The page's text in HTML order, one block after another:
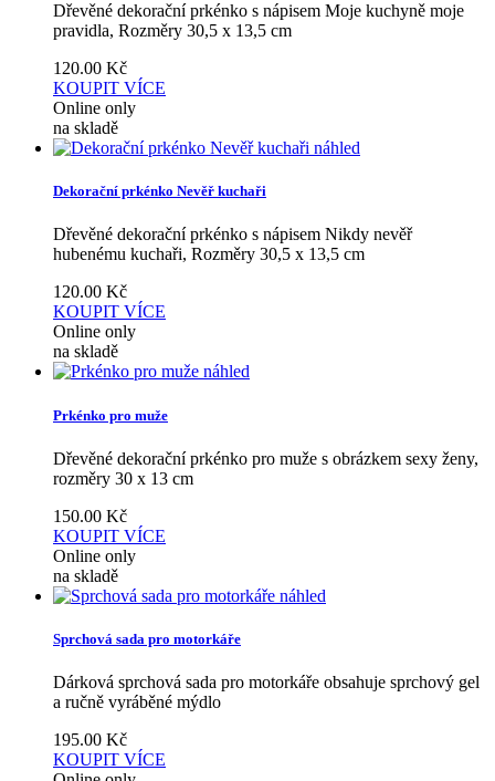
Dřevěné dekorační prkénko s nápisem Moje kuchyně moje
pravidla, Rozměry 30,5 x 13,5 cm
120.00 Kč
KOUPIT VÍCE
Online only
na skladě
náhled
Dekorační prkénko Nevěř kuchaři
Dřevěné dekorační prkénko s nápisem Nikdy nevěř
hubenému kuchaři, Rozměry 30,5 x 13,5 cm
120.00 Kč
KOUPIT VÍCE
Online only
na skladě
náhled
Prkénko pro muže
Dřevěné dekorační prkénko pro muže s obrázkem sexy ženy,
rozměry 30 x 13 cm
150.00 Kč
KOUPIT VÍCE
Online only
na skladě
náhled
Sprchová sada pro motorkáře
Dárková sprchová sada pro motorkáře obsahuje sprchový gel
a ručně vyráběné mýdlo
195.00 Kč
KOUPIT VÍCE